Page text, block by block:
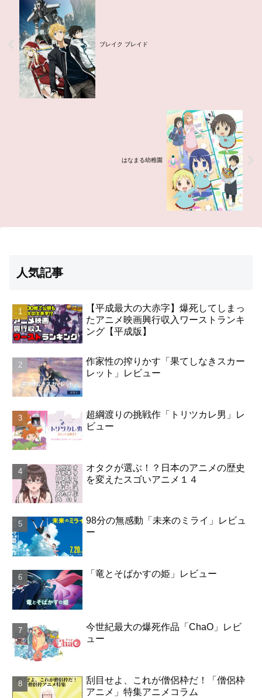
ブレイク ブレイド
はなまる幼稚園
人気記事
【平成最大の大赤字】爆死してしまっ
たアニメ映画興行収入ワーストランキ
ング【平成版】
作家性の搾りかす「果てしなきスカー
レット」レビュー
超綱渡りの挑戦作「トリツカレ男」レ
ビュー
オタクが選ぶ！？日本のアニメの歴史
を変えたスゴいアニメ１４
98分の無感動「未来のミライ」レビュ
ー
「竜とそばかすの姫」レビュー
今世紀最大の爆死作品「ChaO」レビ
ュー
刮目せよ、これが僧侶枠だ！「僧侶枠
アニメ」特集アニメコラム